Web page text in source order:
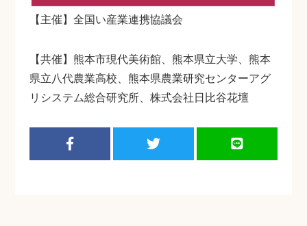
【主催】全国い産業連携協議会
【共催】熊本市現代美術館、熊本県立大学、熊本
県立八代農業高校、熊本県農業研究センターアグ
リシステム総合研究所、株式会社日比谷花壇